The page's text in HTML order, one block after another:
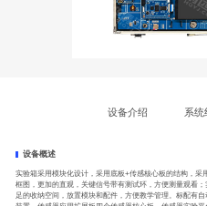
设备介绍 系统
设备概述
实验箱采用模块化设计，采用底板+传感核心板的结构，
框图，更加的直观，关键信号带有测试环，方便测量观看
足的收纳空间，放置模块和配件，方便教学管理。标配有